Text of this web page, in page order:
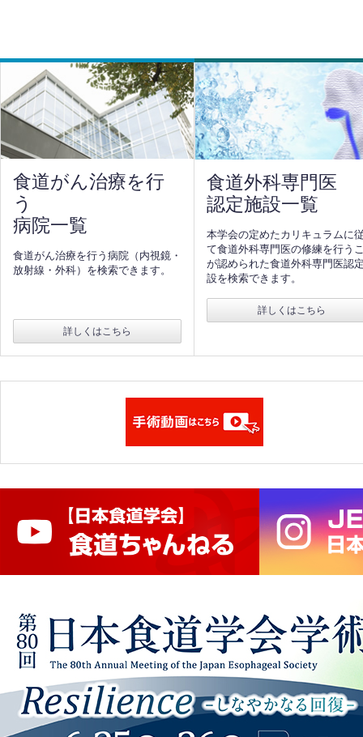
食道がん治療を行
う
病院一覧
食道がん治療を行う病院（内視鏡・
放射線・外科）を検索できます。
詳しくはこちら
食道外科専門医
認定施設一覧
本学会の定めたカリキュラムに
て食道外科専門医の修練を行う
が認められた食道外科専門医認
設を検索できます。
詳しくはこちら